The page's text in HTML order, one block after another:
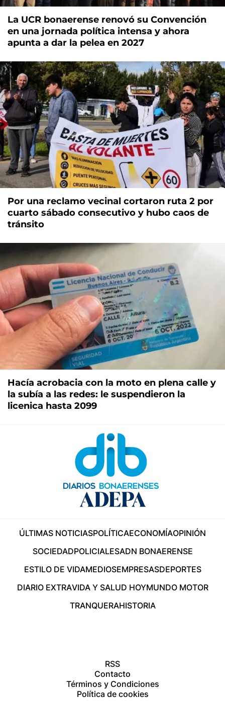
La UCR bonaerense renovó su Convención
en una jornada política intensa y ahora
apunta a dar la pelea en 2027
Por una reclamo vecinal cortaron ruta 2 por
cuarto sábado consecutivo y hubo caos de
tránsito
Hacía acrobacia con la moto en plena calle y
la subía a las redes: le suspendieron la
licenica hasta 2099
ÚLTIMAS NOTICIASPOLÍTICAECONOMÍAOPINIÓN
SOCIEDADPOLICIALESADN BONAERENSE
ESTILO DE VIDAMEDIOSEMPRESASDEPORTES
DIARIO EXTRAVIDA Y SALUD HOYMUNDO MOTOR
TRANQUERAHISTORIA
RSS
Contacto
Términos y Condiciones
Política de cookies